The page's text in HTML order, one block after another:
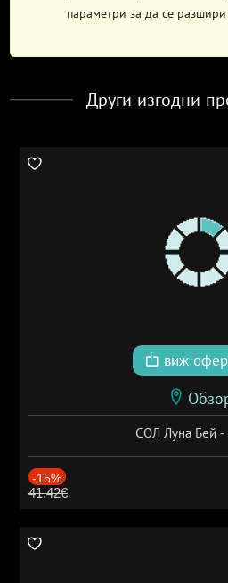
параметри за да се разшири
Други изгодни
виж
СОЛ Луна Бей -
-15%
41.42€